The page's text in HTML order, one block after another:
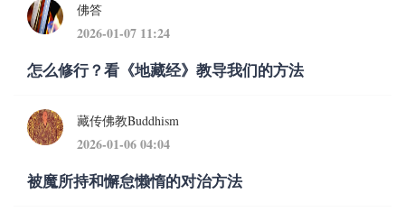
佛答
2026-01-07 11:24
怎么修行？看《地藏经》教导我们的方法
藏传佛教Buddhism
2026-01-06 04:04
被魔所持和懈怠懒惰的对治方法